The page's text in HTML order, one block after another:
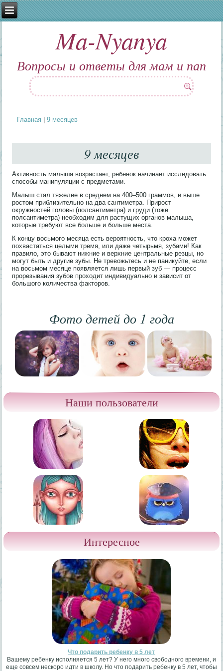
Ma-Nyanya
Вопросы и ответы для мам и пап
Вы здесь
Главная| 9 месяцев
9 месяцев
Активность малыша возрастает, ребенок начинает исследовать
способы манипуляции с предметами.
Малыш стал тяжелее в среднем на 400–500 граммов, и выше
ростом приблизительно на два сантиметра. Прирост
окружностей головы (полсантиметра) и груди (тоже
полсантиметра) необходим для растущих органов малыша,
которые требуют все больше и больше места.
К концу восьмого месяца есть вероятность, что кроха может
похвастаться целыми тремя, или даже четырьмя, зубами! Как
правило, это бывают нижние и верхние центральные резцы, но
могут быть и другие зубы. Не тревожьтесь и не паникуйте, если
на восьмом месяце появляется лишь первый зуб — процесс
прорезывания зубов проходит индивидуально и зависит от
большого количества факторов.
Фото детей до 1 года
Наши пользователи
Интересное
Что подарить ребенку в 5 лет
Вашему ребенку исполняется 5 лет? У него много свободного времени, и
еще совсем нескоро идти в школу. Но что подарить ребенку в 5 лет, чтобы